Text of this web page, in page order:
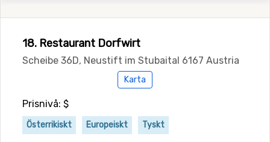
18. Restaurant Dorfwirt
Scheibe 36D, Neustift im Stubaital 6167 Austria
Karta
Prisnivå: $
Österrikiskt Europeiskt Tyskt